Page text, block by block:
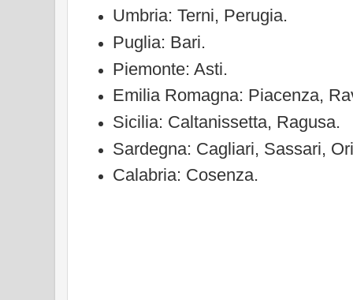
Umbria: Terni, Perugia.
Puglia: Bari.
Piemonte: Asti.
Emilia Romagna: Piacenza,
Sicilia: Caltanissetta, Ragusa.
Sardegna: Cagliari, Sassari,
Calabria: Cosenza.